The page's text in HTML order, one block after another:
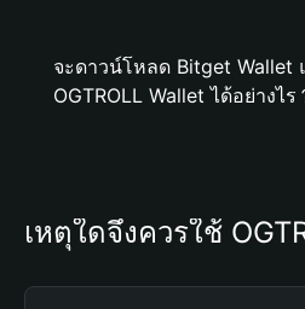
จะดาวน์โหลด Bitget Wallet
OGTROLL Wallet ได้อย่างไร
เหตุใดจึงควรใช้